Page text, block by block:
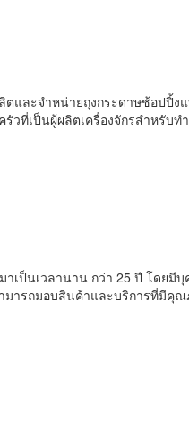
และจำหน่ายถุงกระดาษช้อปปิ้ง
วที่เป็นผู้ผลิตเครื่องจักรสำหรับท
เป็นเวลานาน กว่า 25 ปี โดยมี
ารถมอบสินค้าและบริการที่มีคุณ